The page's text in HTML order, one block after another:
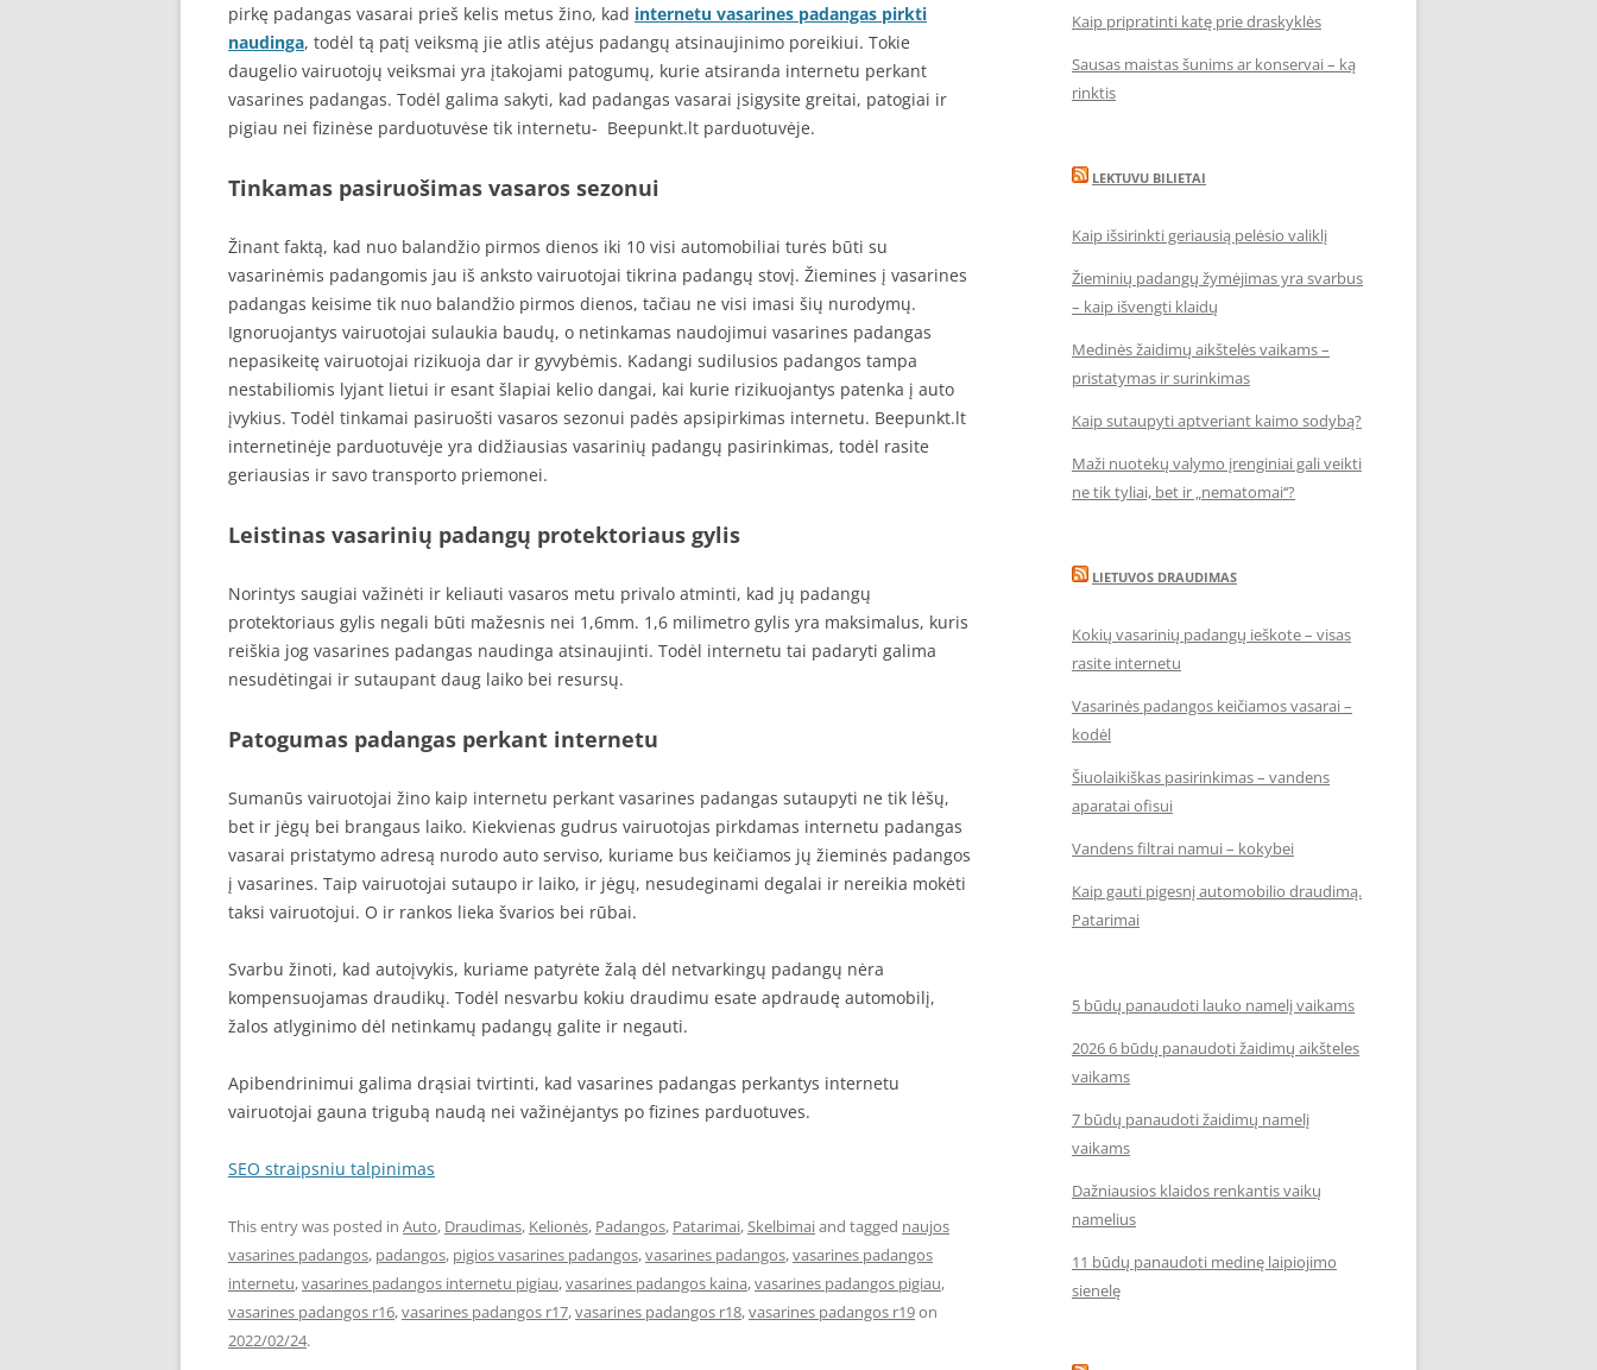
pirkę padangas vasarai prieš kelis metus žino, kad internetu vasarines padangas pirkti
naudinga, todėl tą patį veiksmą jie atlis atėjus padangų atsinaujinimo poreikiui. Tokie
daugelio vairuotojų veiksmai yra įtakojami patogumų, kurie atsiranda internetu perkant
vasarines padangas. Todėl galima sakyti, kad padangas vasarai įsigysite greitai, patogiai ir
pigiau nei fizinėse parduotuvėse tik internetu- Beepunkt.lt parduotuvėje.
Tinkamas pasiruošimas vasaros sezonui
Žinant faktą, kad nuo balandžio pirmos dienos iki 10 visi automobiliai turės būti su
vasarinėmis padangomis jau iš anksto vairuotojai tikrina padangų stovį. Žiemines į vasarines
padangas keisime tik nuo balandžio pirmos dienos, tačiau ne visi imasi šių nurodymų.
Ignoruojantys vairuotojai sulaukia baudų, o netinkamas naudojimui vasarines padangas
nepasikeitę vairuotojai rizikuoja dar ir gyvybėmis. Kadangi sudilusios padangos tampa
nestabiliomis lyjant lietui ir esant šlapiai kelio dangai, kai kurie rizikuojantys patenka į auto
įvykius. Todėl tinkamai pasiruošti vasaros sezonui padės apsipirkimas internetu. Beepunkt.lt
internetinėje parduotuvėje yra didžiausias vasarinių padangų pasirinkimas, todėl rasite
geriausias ir savo transporto priemonei.
Leistinas vasarinių padangų protektoriaus gylis
Norintys saugiai važinėti ir keliauti vasaros metu privalo atminti, kad jų padangų
protektoriaus gylis negali būti mažesnis nei 1,6mm. 1,6 milimetro gylis yra maksimalus, kuris
reiškia jog vasarines padangas naudinga atsinaujinti. Todėl internetu tai padaryti galima
nesudėtingai ir sutaupant daug laiko bei resursų.
Patogumas padangas perkant internetu
Sumanūs vairuotojai žino kaip internetu perkant vasarines padangas sutaupyti ne tik lėšų,
bet ir jėgų bei brangaus laiko. Kiekvienas gudrus vairuotojas pirkdamas internetu padangas
vasarai pristatymo adresą nurodo auto serviso, kuriame bus keičiamos jų žieminės padangos
į vasarines. Taip vairuotojai sutaupo ir laiko, ir jėgų, nesudeginami degalai ir nereikia mokėti
taksi vairuotojui. O ir rankos lieka švarios bei rūbai.
Svarbu žinoti, kad autoįvykis, kuriame patyrėte žalą dėl netvarkingų padangų nėra
kompensuojamas draudikų. Todėl nesvarbu kokiu draudimu esate apdraudę automobilį,
žalos atlyginimo dėl netinkamų padangų galite ir negauti.
Apibendrinimui galima drąsiai tvirtinti, kad vasarines padangas perkantys internetu
vairuotojai gauna trigubą naudą nei važinėjantys po fizines parduotuves.
SEO straipsniu talpinimas
This entry was posted in Auto, Draudimas, Kelionės, Padangos, Patarimai,Skelbimaiand tagged naujos
vasarines padangos, padangos, pigios vasarines padangos,vasarines padangos,vasarines padangos
internetu,vasarines padangos internetu pigiau,vasarines padangos kaina,vasarines padangos pigiau,
vasarines padangos r16,vasarines padangos r17,vasarines padangos r18,vasarines padangos r19on
2022/02/24.
Kaip pripratinti katę prie draskyklės
Sausas maistas šunims ar konservai – ką
rinktis
LEKTUVU BILIETAI
Kaip išsirinkti geriausią pelėsio valiklį
Žieminių padangų žymėjimas yra svarbus
– kaip išvengti klaidų
Medinės žaidimų aikštelės vaikams –
pristatymas ir surinkimas
Kaip sutaupyti aptveriant kaimo sodybą?
Maži nuotekų valymo įrenginiai gali veikti
ne tik tyliai, bet ir „nematomai‘‘?
LIETUVOS DRAUDIMAS
Kokių vasarinių padangų ieškote – visas
rasite internetu
Vasarinės padangos keičiamos vasarai –
kodėl
Šiuolaikiškas pasirinkimas – vandens
aparatai ofisui
Vandens filtrai namui – kokybei
Kaip gauti pigesnį automobilio draudimą.
Patarimai
5 būdų panaudoti lauko namelį vaikams
2026 6 būdų panaudoti žaidimų aikšteles
vaikams
7 būdų panaudoti žaidimų namelį
vaikams
Dažniausios klaidos renkantis vaikų
namelius
11 būdų panaudoti medinę laipiojimo
sienelę